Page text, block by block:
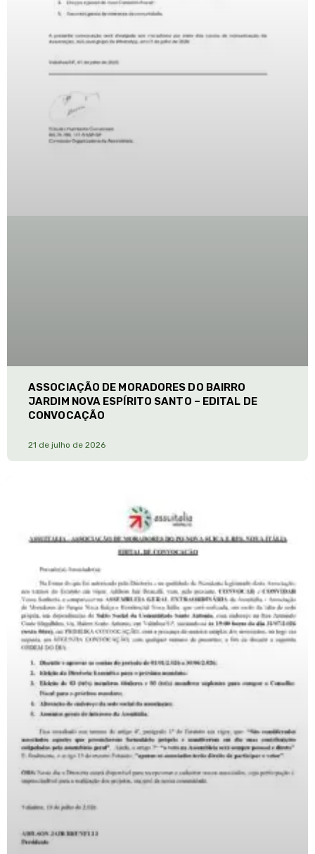
ASSOCIAÇÃO DE MORADORES DO BAIRRO
JARDIM NOVA ESPÍRITO SANTO – EDITAL DE
CONVOCAÇÃO
21 de julho de 2026